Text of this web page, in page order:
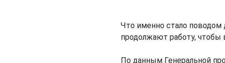
Что именно стало поводом
продолжают работу, чтобы
По данным Генеральной